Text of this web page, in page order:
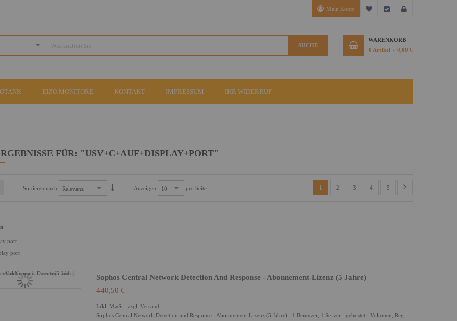
Mein Konto Mein Wunschzettel
Kasse
SUCHE
WARENKORB
0 Artikel 0,00 €
EIZO MONITORE KONTAKT IMPRESSUM IHR WIDERRUF
FÜR: "USV+C+AUF+DISPLAY+PORT"
Sortieren nach Anzeigen pro Seite 1 2 3 4 5
port
port
Sophos Central Network Detection And Response - Abonnement-Lizenz (5 Jahre)
440,50 €
Inkl. MwSt., zzgl. Versand
Sophos Central Network Detection and Response - Abonnement-Lizenz (5 Jahre) - 1 Benutzer, 1 Server - gehostet - Volumen, Reg. -